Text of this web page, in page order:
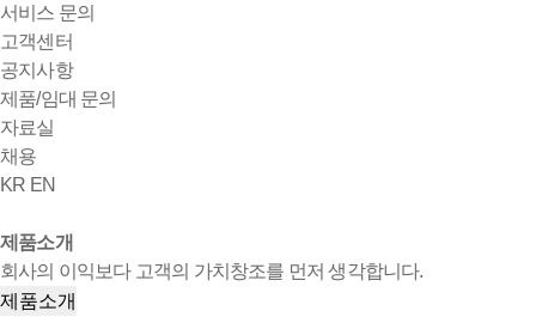
서비스 문의
고객센터
공지사항
제품/임대 문의
자료실
채용
KR EN
제품소개
회사의 이익보다 고객의 가치창조를 먼저 생각합니다.
제품소개